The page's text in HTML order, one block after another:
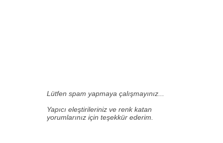
Lütfen spam yapmaya çalışmayınız...
Yapıcı eleştirileriniz ve renk katan
yorumlarınız için teşekkür ederim.